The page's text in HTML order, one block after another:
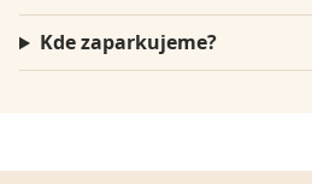
Kde zaparkujeme?